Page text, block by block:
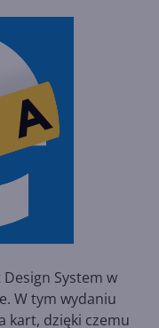
System w
W tym wydaniu
kart, dzięki czemu